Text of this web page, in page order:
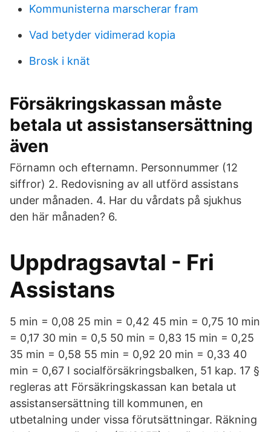
Kommunisterna marscherar fram
Vad betyder vidimerad kopia
Brosk i knät
Försäkringskassan måste
betala ut assistansersättning
även
Förnamn och efternamn. Personnummer (12
siffror) 2. Redovisning av all utförd assistans
under månaden. 4. Har du vårdats på sjukhus
den här månaden? 6.
Uppdragsavtal - Fri
Assistans
5 min = 0,08 25 min = 0,42 45 min = 0,75 10 min
= 0,17 30 min = 0,5 50 min = 0,83 15 min = 0,25
35 min = 0,58 55 min = 0,92 20 min = 0,33 40
min = 0,67 I socialförsäkringsbalken, 51 kap. 17 §
regleras att Försäkringskassan kan betala ut
assistansersättning till kommunen, en
utbetalning under vissa förutsättningar. Räkning